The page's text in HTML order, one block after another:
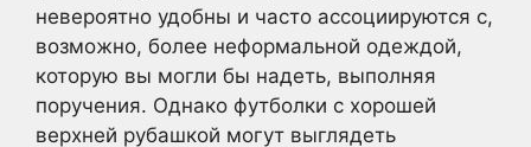
невероятно удобны и часто ассоциируются с,
возможно, более неформальной одеждой,
которую вы могли бы надеть, выполняя
поручения. Однако футболки с хорошей
верхней рубашкой могут выглядеть